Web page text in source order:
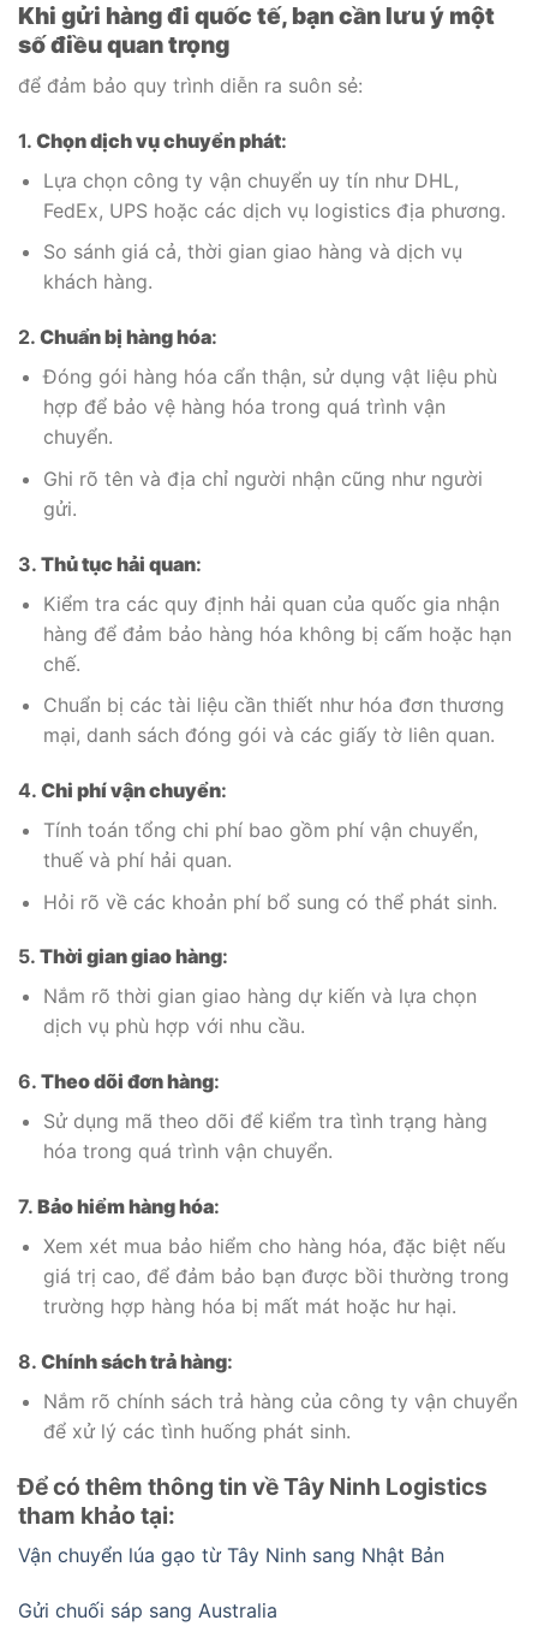
Khi gửi hàng đi quốc tế, bạn cần lưu ý một
số điều quan trọng
để đảm bảo quy trình diễn ra suôn sẻ:
1. Chọn dịch vụ chuyển phát:
Lựa chọn công ty vận chuyển uy tín như DHL,
FedEx, UPS hoặc các dịch vụ logistics địa phương.
So sánh giá cả, thời gian giao hàng và dịch vụ
khách hàng.
2. Chuẩn bị hàng hóa:
Đóng gói hàng hóa cẩn thận, sử dụng vật liệu phù
hợp để bảo vệ hàng hóa trong quá trình vận
chuyển.
Ghi rõ tên và địa chỉ người nhận cũng như người
gửi.
3. Thủ tục hải quan:
Kiểm tra các quy định hải quan của quốc gia nhận
hàng để đảm bảo hàng hóa không bị cấm hoặc hạn
chế.
Chuẩn bị các tài liệu cần thiết như hóa đơn thương
mại, danh sách đóng gói và các giấy tờ liên quan.
4. Chi phí vận chuyển:
Tính toán tổng chi phí bao gồm phí vận chuyển,
thuế và phí hải quan.
Hỏi rõ về các khoản phí bổ sung có thể phát sinh.
5. Thời gian giao hàng:
Nắm rõ thời gian giao hàng dự kiến và lựa chọn
dịch vụ phù hợp với nhu cầu.
6. Theo dõi đơn hàng:
Sử dụng mã theo dõi để kiểm tra tình trạng hàng
hóa trong quá trình vận chuyển.
7. Bảo hiểm hàng hóa:
Xem xét mua bảo hiểm cho hàng hóa, đặc biệt nếu
giá trị cao, để đảm bảo bạn được bồi thường trong
trường hợp hàng hóa bị mất mát hoặc hư hại.
8. Chính sách trả hàng:
Nắm rõ chính sách trả hàng của công ty vận chuyển
để xử lý các tình huống phát sinh.
Để có thêm thông tin về Tây Ninh Logistics
tham khảo tại:
Vận chuyển lúa gạo từ Tây Ninh sang Nhật Bản
Gửi chuối sáp sang Australia